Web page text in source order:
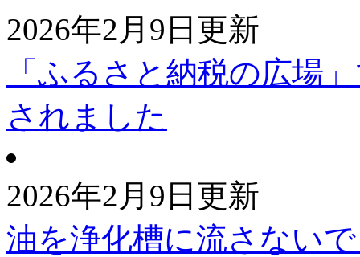
2026年2月9日更新
「ふるさと納税の広場
されました
2026年2月9日更新
油を浄化槽に流さない